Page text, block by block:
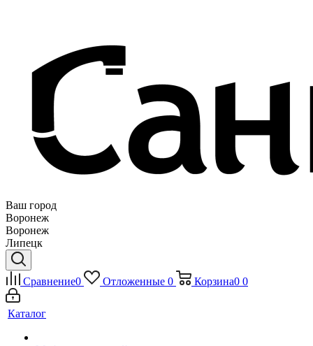
Ваш город
Воронеж
Воронеж
Липецк
Сравнение0 Отложенные 0 Корзина0 0
Каталог